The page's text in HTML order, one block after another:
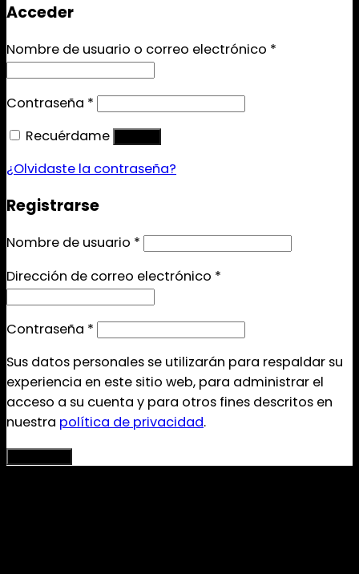
Acceder
Nombre de usuario o correo electrónico *
Contraseña *
Recuérdame
¿Olvidaste la contraseña?
Registrarse
Nombre de usuario *
Dirección de correo electrónico *
Contraseña *
Sus datos personales se utilizarán para respaldar su
experiencia en este sitio web, para administrar el
acceso a su cuenta y para otros fines descritos en
nuestra política de privacidad.